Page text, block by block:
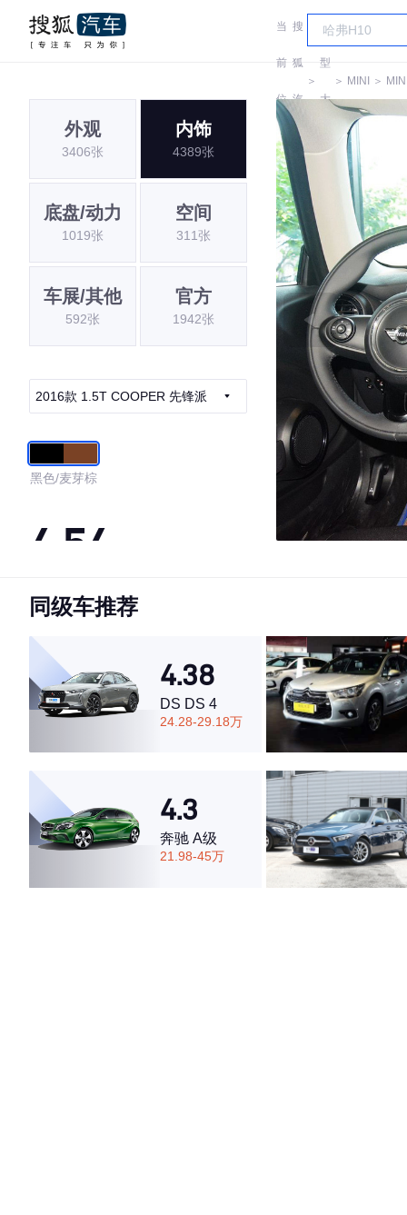
当
前
位
置:
搜
狐
汽
车
＞
车
型
大
＞ MINI ＞
外观
3406张
内饰
4389张
底盘/动力
1019张
空间
311张
车展/其他
592张
官方
1942张
2016款 1.5T COOPER 先锋派
黑色/麦芽棕
4.54
·外观表现较为优秀，优于85%同级车
·空间表现一般，低于59%同级车
同级车推荐
4.38
DS DS 4
24.28-29.18万
4.3
奔驰 A级
21.98-45万